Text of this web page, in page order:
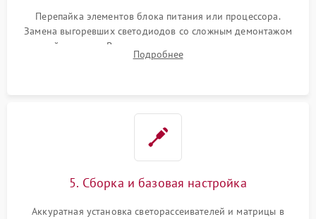
Перепайка элементов блока питания или процессора.
Замена выгоревших светодиодов со сложным демонтажом
хрупкой матрицы. Восстановление поврежденных дорожек,
прошивка микросхем памяти EEPROM
Подробнее
5. Сборка и базовая настройка
Аккуратная установка светорассеивателей и матрицы в